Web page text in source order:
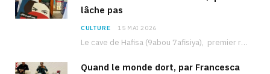
lâche pas
CULTURE 15 MAI 2026
Le cave de Hafisa (9abou 7afisiya), premier roman du journaliste tunisien Mohamed Amine Ben Hlel,…
Quand le monde dort, par Francesca